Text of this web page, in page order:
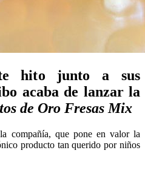
hito junto a sus
acaba de lanzar la
de Oro Fresas Mix
compañía, que pone en valor la
producto tan querido por niños